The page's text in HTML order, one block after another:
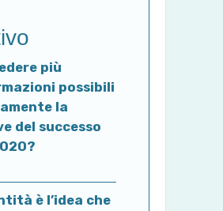
più
possibili
la
del successo
è l’idea che